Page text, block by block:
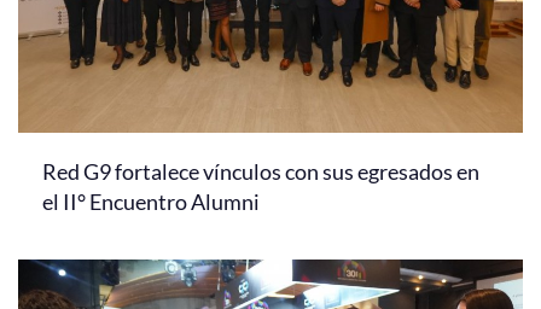
Red G9 fortalece vínculos con sus egresados en
el II° Encuentro Alumni